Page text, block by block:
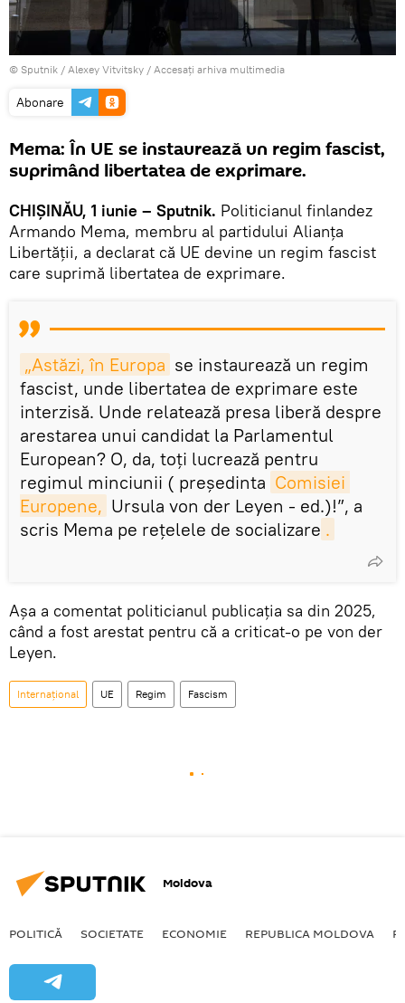
© Sputnik / Alexey Vitvitsky / Accesați arhiva multimedia
Abonare
Mema: În UE se instaurează un regim fascist,
suprimând libertatea de exprimare.
CHIȘINĂU, 1 iunie – Sputnik. Politicianul finlandez
Armando Mema, membru al partidului Alianța
Libertății, a declarat că UE devine un regim fascist
care suprimă libertatea de exprimare.
„Astăzi, în Europa se instaurează un regim
fascist, unde libertatea de exprimare este
interzisă. Unde relatează presa liberă despre
arestarea unui candidat la Parlamentul
European? O, da, toți lucrează pentru
regimul minciunii ( președinta Comisiei
Europene, Ursula von der Leyen - ed.)!”, a
scris Mema pe rețelele de socializare .
Așa a comentat politicianul publicația sa din 2025,
când a fost arestat pentru că a criticat-o pe von der
Leyen.
Internațional UE Regim Fascism
Moldova
POLITICĂ SOCIETATE ECONOMIE REPUBLICA MOLDOVA